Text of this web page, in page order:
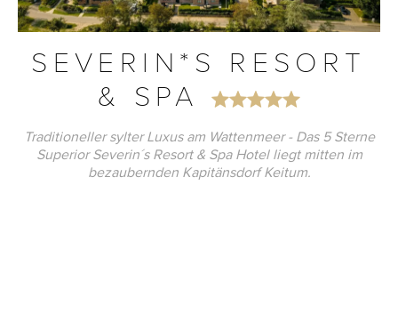
SEVERIN*S RESORT
& SPA
Traditioneller sylter Luxus am Wattenmeer - Das 5 Sterne
Superior Severin´s Resort & Spa Hotel liegt mitten im
bezaubernden Kapitänsdorf Keitum.